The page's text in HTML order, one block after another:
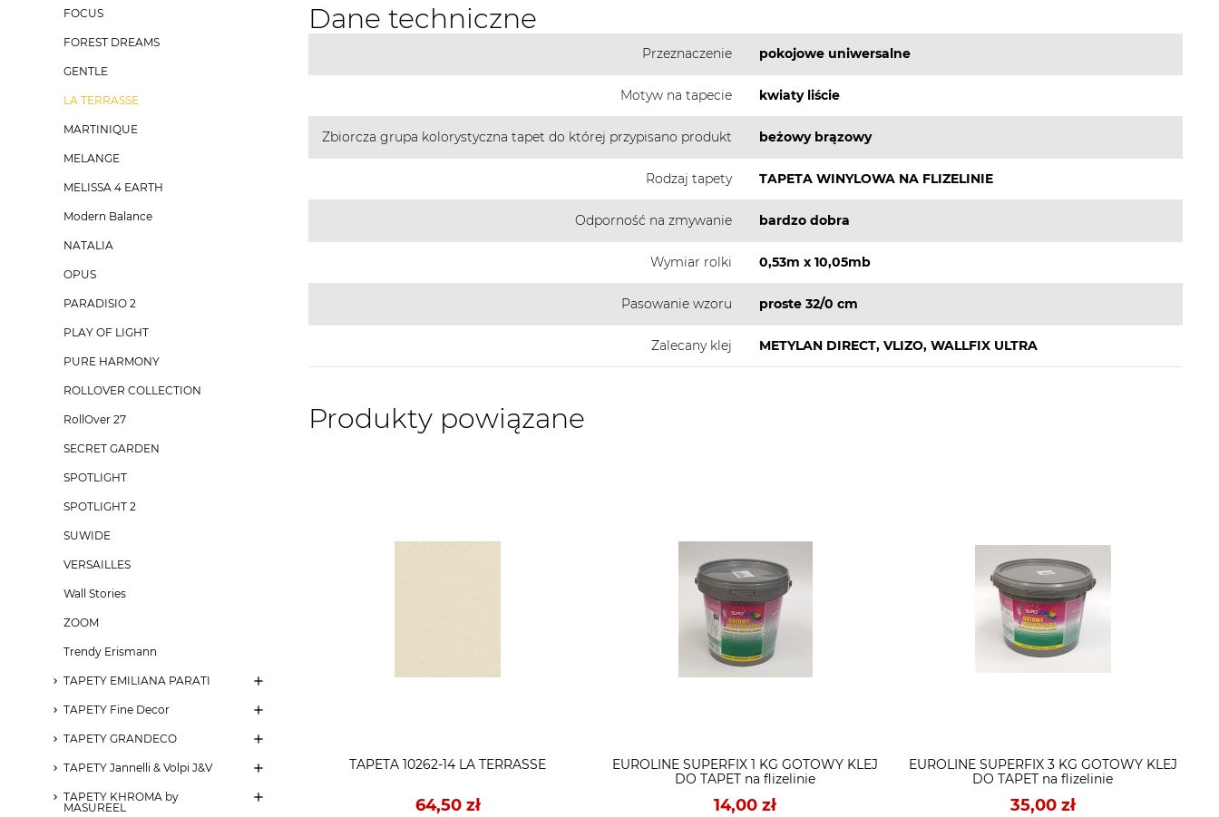
FOCUS
FOREST DREAMS
GENTLE
LA TERRASSE
MARTINIQUE
MELANGE
MELISSA 4 EARTH
Modern Balance
NATALIA
OPUS
PARADISIO 2
PLAY OF LIGHT
PURE HARMONY
ROLLOVER COLLECTION
RollOver 27
SECRET GARDEN
SPOTLIGHT
SPOTLIGHT 2
SUWIDE
VERSAILLES
Wall Stories
ZOOM
Trendy Erismann
TAPETY EMILIANA PARATI
TAPETY Fine Decor
TAPETY GRANDECO
TAPETY Jannelli & Volpi J&V
TAPETY KHROMA by
MASUREEL
Dane techniczne
Przeznaczenie pokojowe uniwersalne
Motyw na tapecie kwiaty liście
Zbiorcza grupa kolorystyczna tapet do której przypisano produkt beżowy brązowy
Rodzaj tapety TAPETA WINYLOWA NA FLIZELINIE
Odporność na zmywanie bardzo dobra
Wymiar rolki 0,53m x 10,05mb
Pasowanie wzoru proste 32/0 cm
Zalecany klej METYLAN DIRECT, VLIZO, WALLFIX ULTRA
Produkty powiązane
TAPETA 10262-14 LA TERRASSE
64,50 zł
EUROLINE SUPERFIX 1 KG GOTOWY KLEJ
DO TAPET na flizelinie
14,00 zł
EUROLINE SUPERFIX 3 KG GOTOWY KLEJ
DO TAPET na flizelinie
35,00 zł